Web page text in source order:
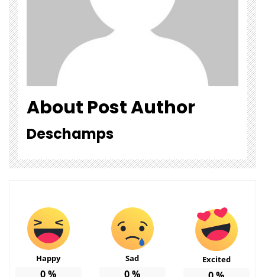
About Post Author
Deschamps
Happy
0%
Sad
0%
Excited